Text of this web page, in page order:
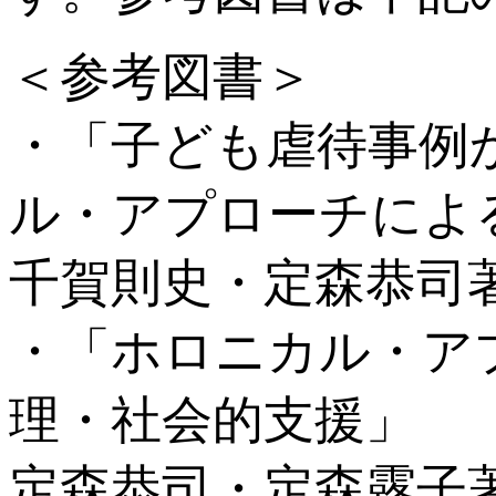
＜参考図書＞
・「子ども虐待事
ル・アプローチによ
千賀則史・定森恭司
・「ホロニカル・
理・社会的支援」